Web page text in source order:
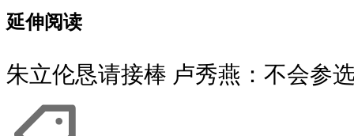
延伸阅读
朱立伦恳请接棒 卢秀燕：不会参